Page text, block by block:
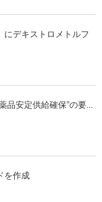
にデキストロメトルフ
品安定供給確保”の要...
を作成